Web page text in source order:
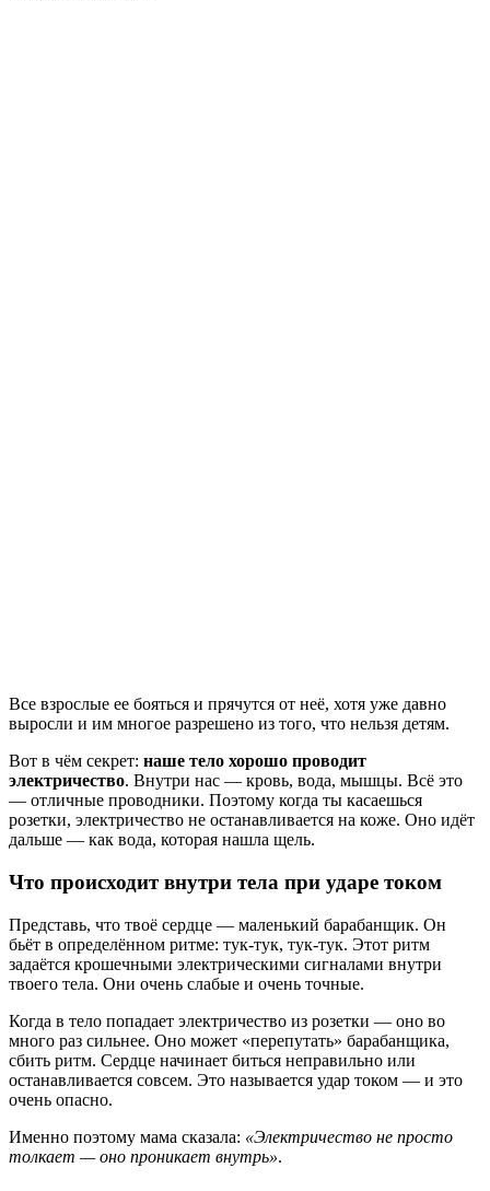
Все взрослые ее бояться и прячутся от неё, хотя уже давно
выросли и им многое разрешено из того, что нельзя детям.
Вот в чём секрет: наше тело хорошо проводит
электричество. Внутри нас — кровь, вода, мышцы. Всё это
— отличные проводники. Поэтому когда ты касаешься
розетки, электричество не останавливается на коже. Оно идёт
дальше — как вода, которая нашла щель.
Что происходит внутри тела при ударе током
Представь, что твоё сердце — маленький барабанщик. Он
бьёт в определённом ритме: тук-тук, тук-тук. Этот ритм
задаётся крошечными электрическими сигналами внутри
твоего тела. Они очень слабые и очень точные.
Когда в тело попадает электричество из розетки — оно во
много раз сильнее. Оно может «перепутать» барабанщика,
сбить ритм. Сердце начинает биться неправильно или
останавливается совсем. Это называется удар током — и это
очень опасно.
Именно поэтому мама сказала: «Электричество не просто
толкает — оно проникает внутрь».